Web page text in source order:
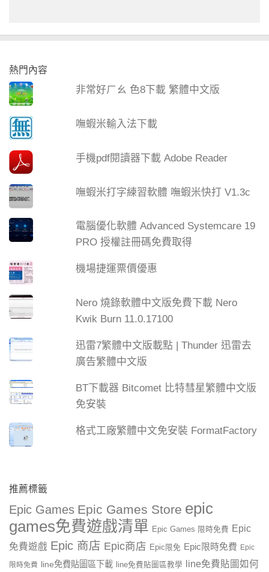
熱門內容
非常好ㄏㄠ 色8下載 繁體中文版
嘸蝦米輸入法下載
手機pdf閱讀器下載 Adobe Reader
嘸蝦米打字練習軟體 嘸蝦米快打 V1.3c
電腦優化軟體 Advanced Systemcare 19
PRO 授權註冊碼免費取得
機場捷運票價優惠
Nero 燒錄軟體中文版免費下載 Nero
Kwik Burn 11.0.17100
迅雷7繁體中文版載點 | Thunder 迅雷去
廣告繁體中文版
BT下載器 Bitcomet 比特彗星繁體中文版
免安裝
格式工廠繁體中文免安裝 FormatFactory
推薦標籤
Epic Games Epic Games Store epic
games免費遊戲清單 Epic Games 限時免費 Epic
免費遊戲 Epic 商店 Epic商店 Epic限免 Epic限時免費 Epic
限時免費 line免費貼圖區下載 line免費貼圖區教學
line免費貼圖如何